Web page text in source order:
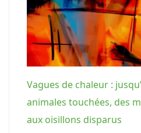
Vagues de chaleur :
animales touchées, des
aux oisillons disparus